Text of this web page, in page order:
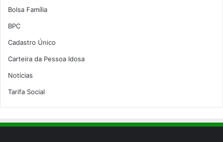
Bolsa Família
BPC
Cadastro Único
Carteira da Pessoa Idosa
Notícias
Tarifa Social